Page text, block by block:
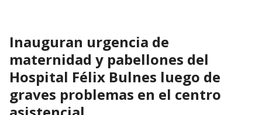
Inauguran urgencia de
maternidad y pabellones del
Hospital Félix Bulnes luego de
graves problemas en el centro